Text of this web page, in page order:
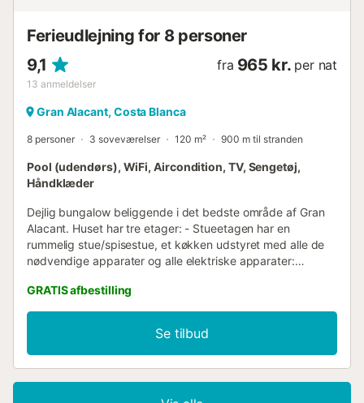
Ferieudlejning for 8 personer
9,1
13 anmeldelser
fra 965 kr. per nat
Gran Alacant, Costa Blanca
8 personer 3 soveværelser 120 m² 900 m til stranden
Pool (udendørs), WiFi, Aircondition, TV, Sengetøj,
Håndklæder
Dejlig bungalow beliggende i det bedste område af Gran
Alacant. Huset har tre etager: - Stueetagen har en
rummelig stue/spisestue, et køkken udstyret med alle de
nødvendige apparater og alle elektriske apparater:
kaffemaskine osv. og et komplet badeværelse samt en
vidunderlig terrasse med grill til at nyde det gode vejr i
området. - Første sal har en terrasse, tre soveværelser (et
med dobbeltseng og en køjeseng med tre senge, de to
andre soveværelser med dobbeltsenge og et komplet
GRATIS afbestilling
Se tilbud